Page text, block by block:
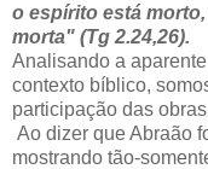
o espírito está
morta" (Tg 2.24,26).
Analisando a
contexto bíblico,
participação das
Ao dizer que Abraão
mostrando tão-